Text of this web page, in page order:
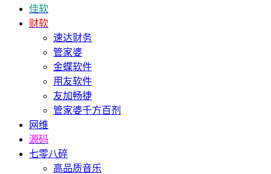
佳软
财软
速达财务
管家婆
金蝶软件
用友软件
友加畅捷
管家婆千方百剂
网维
源码
七零八碎
高品质音乐